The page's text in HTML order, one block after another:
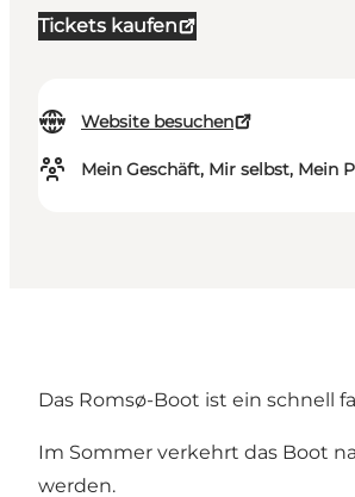
Tickets kaufen
Website besuchen
Mein Geschäft, Mir selbst, Mein
Das Romsø-Boot ist ein schnell
Im Sommer verkehrt das Boot
werden.